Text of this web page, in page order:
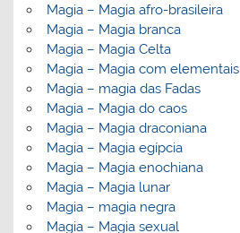
Magia – Magia afro-brasileira
Magia – Magia branca
Magia – Magia Celta
Magia – Magia com elementais
Magia – magia das Fadas
Magia – Magia do caos
Magia – Magia draconiana
Magia – Magia egípcia
Magia – Magia enochiana
Magia – Magia lunar
Magia – magia negra
Magia – Magia sexual